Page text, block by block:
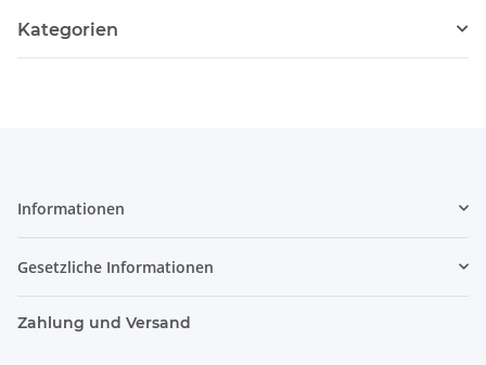
Kategorien
Informationen
Gesetzliche Informationen
Zahlung und Versand